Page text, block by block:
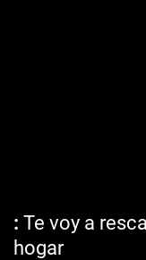
Te voy a
hogar